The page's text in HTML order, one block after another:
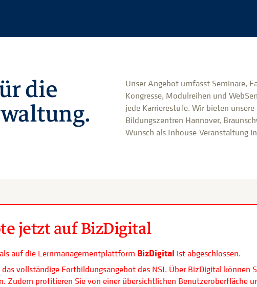
die
Unser Angebot umfasst Seminare,
Kongresse, Modulreihen und
jede Karrierestufe. Wir bieten
Bildungszentren Hannover,
Wunsch als Inhouse-Veranstaltung
jetzt auf BizDigital
auf die Lernmanagementplattform BizDigital ist abgeschlossen.
vollständige Fortbildungsangebot des NSI. Über BizDigital können
Zudem profitieren Sie von einer übersichtlichen Benutzeroberfläche